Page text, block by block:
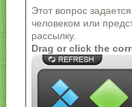
Адреса
Разрешённые
<blockquote>
Строки и
Этот вопрос
человеком или
рассылку.
Drag or click the